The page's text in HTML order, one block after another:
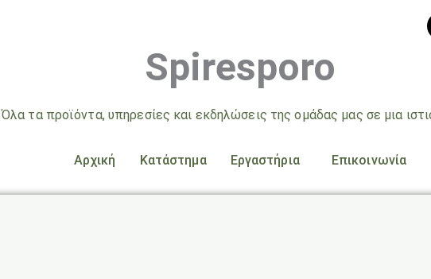
Spiresporo
Όλα τα προϊόντα, υπηρεσίες και εκδηλώσεις της ομάδας μας σε μια
Αρχική Κατάστημα Εργαστήρια Επικοινωνία